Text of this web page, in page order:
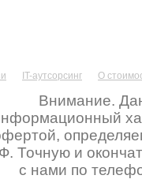
IT-аутсорсинг
О
Внимание.
Точную и
с нами по